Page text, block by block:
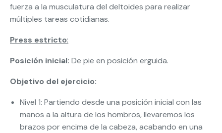
fuerza a la musculatura del deltoides para realizar
múltiples tareas cotidianas.
Press estricto:
Posición inicial: De pie en posición erguida.
Objetivo del ejercicio:
Nivel 1: Partiendo desde una posición inicial con las
manos a la altura de los hombros, llevaremos los
brazos por encima de la cabeza, acabando en una